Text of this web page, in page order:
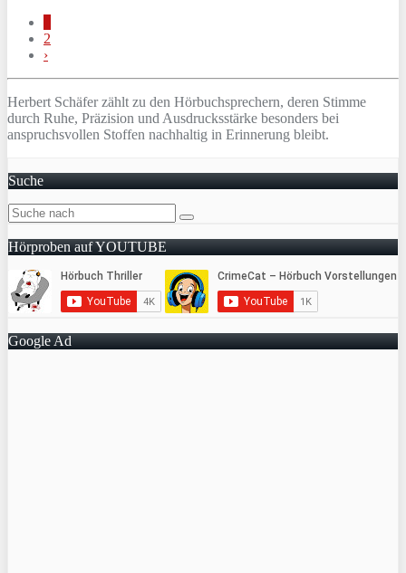
2
›
Herbert Schäfer zählt zu den Hörbuchsprechern, deren Stimme
durch Ruhe, Präzision und Ausdrucksstärke besonders bei
anspruchsvollen Stoffen nachhaltig in Erinnerung bleibt.
Suche
Hörproben auf YOUTUBE
Google Ad